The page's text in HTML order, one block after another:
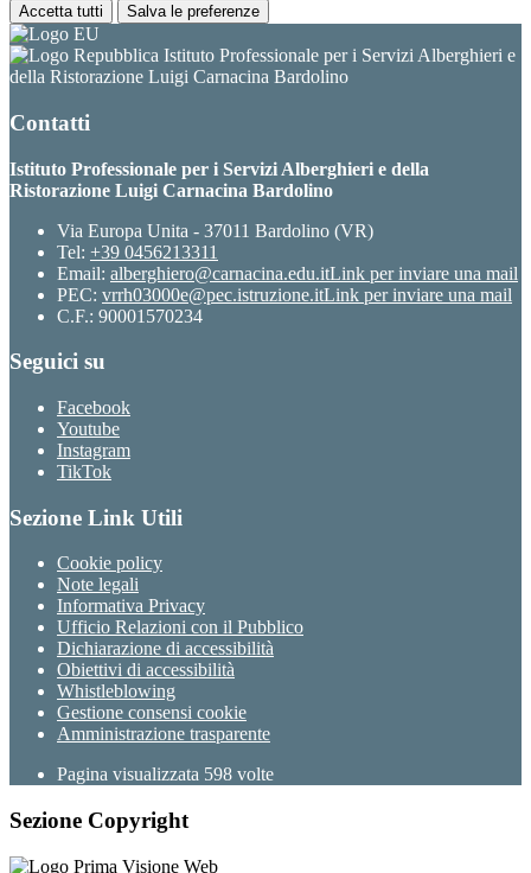
Accetta tutti Salva le preferenze
Istituto Professionale per i Servizi Alberghieri e
della Ristorazione Luigi Carnacina Bardolino
Contatti
Istituto Professionale per i Servizi Alberghieri e della
Ristorazione Luigi Carnacina Bardolino
Via Europa Unita - 37011 Bardolino (VR)
Tel: +39 0456213311
Email: alberghiero@carnacina.edu.itLink per inviare una mail
PEC: vrrh03000e@pec.istruzione.itLink per inviare una mail
C.F.: 90001570234
Seguici su
Facebook
Youtube
Instagram
TikTok
Sezione Link Utili
Cookie policy
Note legali
Informativa Privacy
Ufficio Relazioni con il Pubblico
Dichiarazione di accessibilità
Obiettivi di accessibilità
Whistleblowing
Gestione consensi cookie
Amministrazione trasparente
Pagina visualizzata 598 volte
Sezione Copyright